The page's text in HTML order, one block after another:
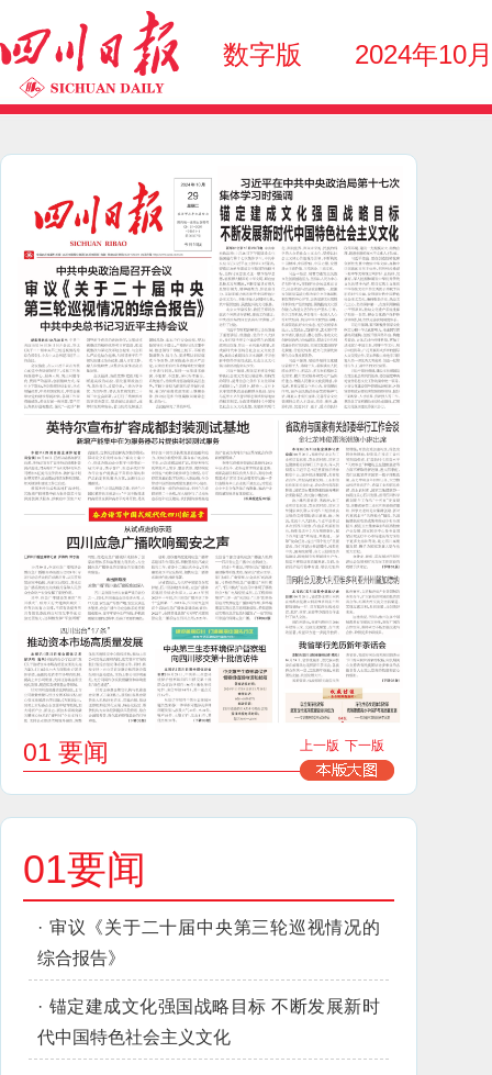
数字版 2024年10
01 要闻 上一版 下一版
01要闻
· 审议《关于二十届中央第三轮巡视情况的
综合报告》
· 锚定建成文化强国战略目标 不断发展新时
代中国特色社会主义文化